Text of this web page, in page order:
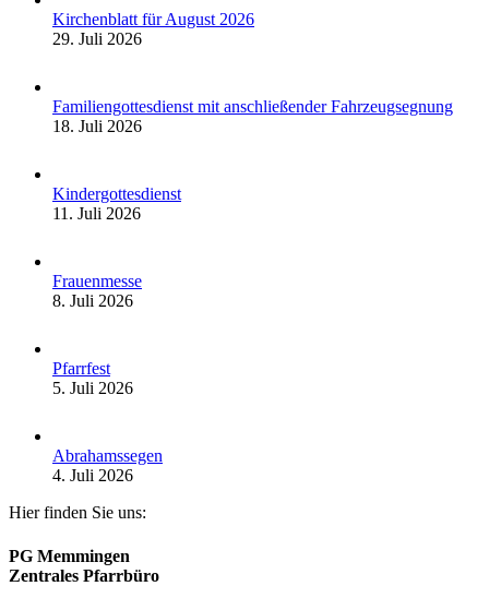
Kirchenblatt für August 2026
29. Juli 2026
Familiengottesdienst mit anschließender Fahrzeugsegnung
18. Juli 2026
Kindergottesdienst
11. Juli 2026
Frauenmesse
8. Juli 2026
Pfarrfest
5. Juli 2026
Abrahamssegen
4. Juli 2026
Hier finden Sie uns:
PG Memmingen
Zentrales Pfarrbüro